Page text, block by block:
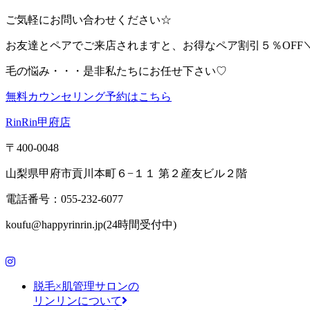
ご気軽にお問い合わせください☆
お友達とペアでご来店されますと、お得なペア割引５％OFF
毛の悩み・・・是非私たちにお任せ下さい♡
無料カウンセリング予約はこちら
RinRin甲府店
〒400-0048
山梨県甲府市貢川本町６−１１ 第２産友ビル２階
電話番号：055-232-6077
koufu@happyrinrin.jp(24時間受付中)
脱毛×肌管理サロンの
リンリンについて